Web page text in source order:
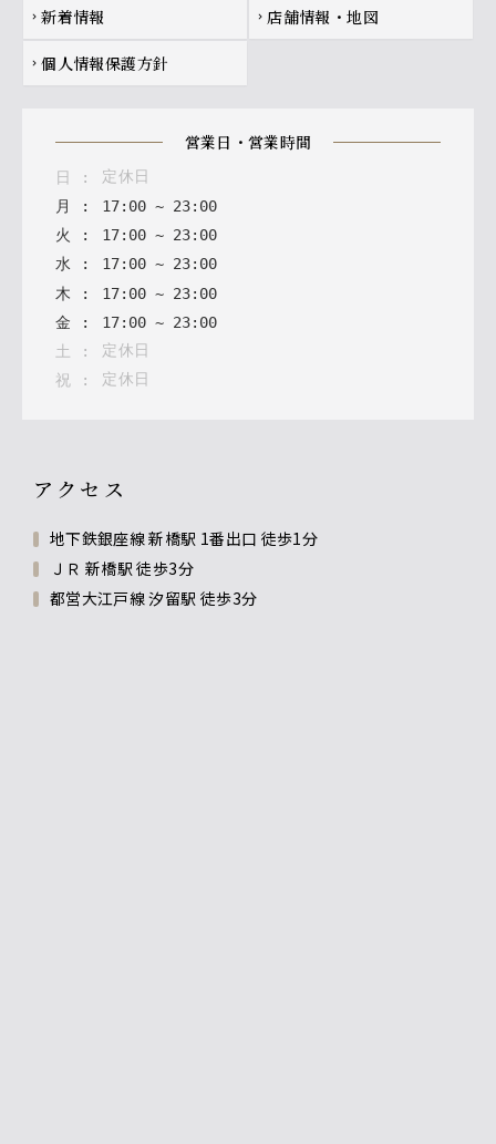
特上レモンサワー、特上梅酢レモンサワー
【プレミアム飲み放題】日本酒
chevron_right 新着情報 chevron_right 店舗情報・地図
chevron_right 個人情報保護方針
営業日・営業時間
日 :
定休日
月
: 17: 00 ~ 23: 00
火
: 17: 00 ~ 23: 00
水 : 17: 00 ~ 23: 00
木 : 17: 00 ~ 23: 00
金 : 17: 00 ~ 23: 00
土
:
定休日
祝 : 定休日
アクセス
地下鉄銀座線 新橋駅 1番出口 徒歩1分
ＪＲ 新橋駅 徒歩3分
都営大江戸線 汐留駅 徒歩3分